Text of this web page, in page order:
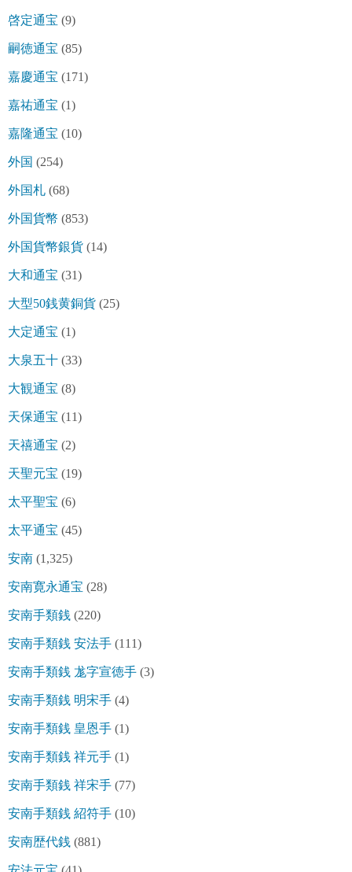
啓定通宝 (9)
嗣徳通宝 (85)
嘉慶通宝 (171)
嘉祐通宝 (1)
嘉隆通宝 (10)
外国 (254)
外国札 (68)
外国貨幣 (853)
外国貨幣銀貨 (14)
大和通宝 (31)
大型50銭黄銅貨 (25)
大定通宝 (1)
大泉五十 (33)
大観通宝 (8)
天保通宝 (11)
天禧通宝 (2)
天聖元宝 (19)
太平聖宝 (6)
太平通宝 (45)
安南 (1,325)
安南寛永通宝 (28)
安南手類銭 (220)
安南手類銭 安法手 (111)
安南手類銭 尨字宣徳手 (3)
安南手類銭 明宋手 (4)
安南手類銭 皇恩手 (1)
安南手類銭 祥元手 (1)
安南手類銭 祥宋手 (77)
安南手類銭 紹符手 (10)
安南歴代銭 (881)